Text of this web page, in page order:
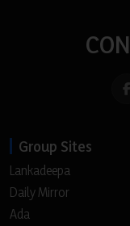
Group Sites
Lankadeepa
Daily Mirror
Ada